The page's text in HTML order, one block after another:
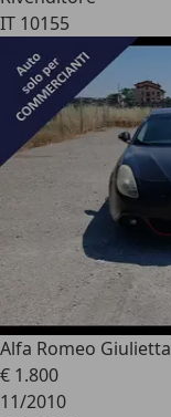
IT 10155
Alfa Romeo Giulietta
€ 1.800
11/2010